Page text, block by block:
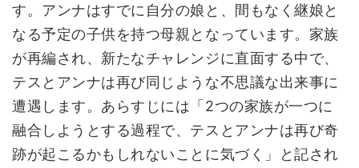
す。アンナはすでに自分の娘と、間もなく継娘と
なる予定の子供を持つ母親となっています。家族
が再編され、新たなチャレンジに直面する中で、
テスとアンナは再び同じような不思議な出来事に
遭遇します。あらすじには「2つの家族が一つに
融合しようとする過程で、テスとアンナは再び奇
跡が起こるかもしれないことに気づく」と記され